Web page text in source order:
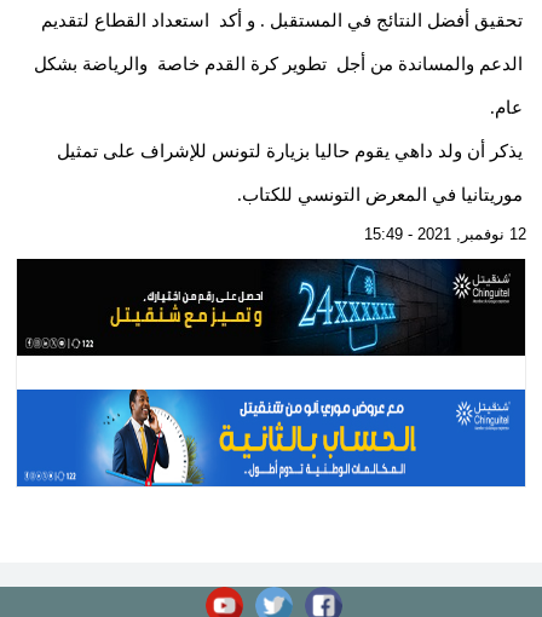
تحقيق أفضل النتائج في المستقبل . و أكد استعداد القطاع لتقديم
الدعم والمساندة من أجل تطوير كرة القدم خاصة والرياضة بشكل
عام.
يذكر أن ولد داهي يقوم حاليا بزيارة لتونس للإشراف على تمثيل
موريتانيا في المعرض التونسي للكتاب.
12 نوفمبر, 2021 - 15:49